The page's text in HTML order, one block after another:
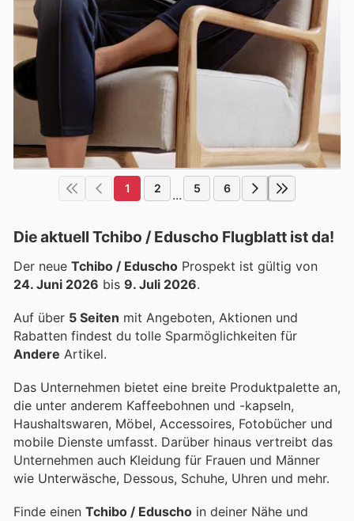
1 2 ... 5 6
Die aktuell Tchibo / Eduscho Flugblatt ist da!
Der neue Tchibo / Eduscho Prospekt ist gültig von
24. Juni 2026 bis 9. Juli 2026.
Auf über 5 Seiten mit Angeboten, Aktionen und
Rabatten findest du tolle Sparmöglichkeiten für
Andere Artikel.
Das Unternehmen bietet eine breite Produktpalette an,
die unter anderem Kaffeebohnen und -kapseln,
Haushaltswaren, Möbel, Accessoires, Fotobücher und
mobile Dienste umfasst. Darüber hinaus vertreibt das
Unternehmen auch Kleidung für Frauen und Männer
wie Unterwäsche, Dessous, Schuhe, Uhren und mehr.
Finde einen Tchibo / Eduscho in deiner Nähe und